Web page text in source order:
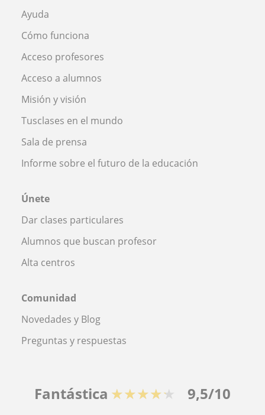
Ayuda
Cómo funciona
Acceso profesores
Acceso a alumnos
Misión y visión
Tusclases en el mundo
Sala de prensa
Informe sobre el futuro de la educación
Únete
Dar clases particulares
Alumnos que buscan profesor
Alta centros
Comunidad
Novedades y Blog
Preguntas y respuestas
Fantástica ★★★★★ 9,5/10